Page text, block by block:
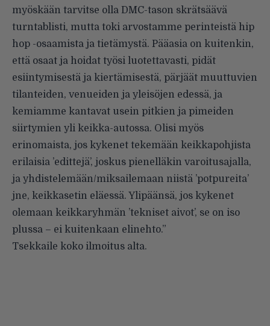
myöskään tarvitse olla DMC-tason skrätsäävä
turntablisti, mutta toki arvostamme perinteistä hip
hop -osaamista ja tietämystä. Pääasia on kuitenkin,
että osaat ja hoidat työsi luotettavasti, pidät
esiintymisestä ja kiertämisestä, pärjäät muuttuvien
tilanteiden, venueiden ja yleisöjen edessä, ja
kemiamme kantavat usein pitkien ja pimeiden
siirtymien yli keikka-autossa. Olisi myös
erinomaista, jos kykenet tekemään keikkapohjista
erilaisia ’edittejä’, joskus pienelläkin varoitusajalla,
ja yhdistelemään/miksailemaan niistä ’potpureita’
jne, keikkasetin eläessä. Ylipäänsä, jos kykenet
olemaan keikkaryhmän ’tekniset aivot’, se on iso
plussa – ei kuitenkaan elinehto.”
Tsekkaile koko ilmoitus alta.